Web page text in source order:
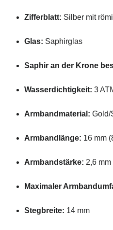
Zifferblatt: Silber mit
Glas: Saphirglas
Saphir an der Krone
Wasserdichtigkeit: 3
Armbandmaterial: Gold/
Armbandlänge: 16 mm
Armbandstärke: 2,6 mm
Maximaler
Stegbreite: 14 mm